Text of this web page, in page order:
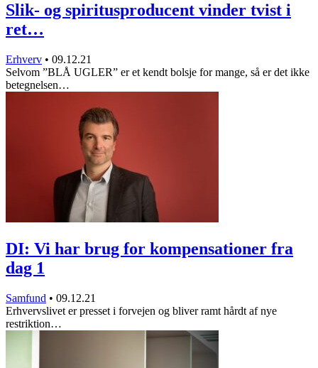
Slik- og spiritusproducent vinder tvist i
ret…
Erhverv • 09.12.21
Selvom ”BLÅ UGLER” er et kendt bolsje for mange, så er det ikke
betegnelsen…
DI: Vi har brug for kompensationer fra
dag 1
Samfund • 09.12.21
Erhvervslivet er presset i forvejen og bliver ramt hårdt af nye
restriktion…